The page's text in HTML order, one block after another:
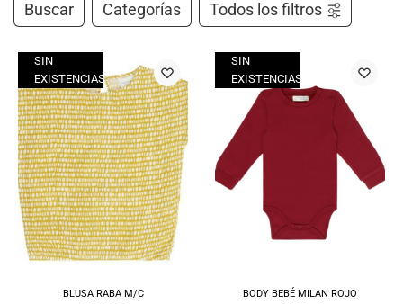
Buscar Categorías Todos los filtros
SIN
EXISTENCIAS
BLUSA RABA M/C
SIN
EXISTENCIAS
BODY BEBÉ MILAN ROJO